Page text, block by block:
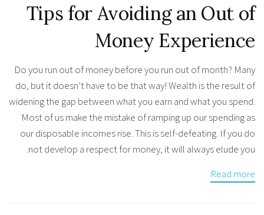
Tips for Avoiding an Out of
Money Experience
Do you run out of money before you run out of month? Many
do, but it doesn’t have to be that way! Wealth is the result of
widening the gap between what you earn and what you spend.
Most of us make the mistake of ramping up our spending as
our disposable incomes rise. This is self-defeating. If you do
not develop a respect for money, it will always elude you.
Read more